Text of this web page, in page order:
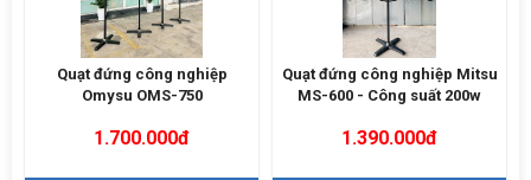
Quạt đứng công nghiệp
Omysu OMS-750
1.700.000đ
Quạt đứng công nghiệp Mitsu
MS-600 - Công suất 200w
1.390.000đ